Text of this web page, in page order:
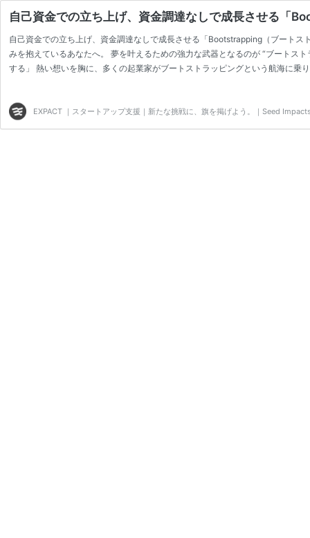
自己資金での立ち上げ、資金調達なしで成長させる「
自己資金での立ち上げ、資金調達なしで成長させる「Bootstrapping（ブート
みを抱えているあなたへ。 夢を叶えるための強力な武器となるのが “ブートス
する」 熱い想いを胸に、多くの起業家がブートストラッピングという航海に乗
EXPACT ｜スタートアップ支援｜新たな挑戦に、旗を掲げよう。｜Seed